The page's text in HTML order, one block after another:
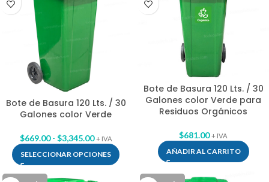
Bote de Basura 120 Lts. / 30
Galones color Verde
$669.00 - $3,345.00 + IVA
SELECCIONAR OPCIONES
Bote de Basura 120 Lts. / 30
Galones color Verde para
Residuos Orgánicos
$681.00 + IVA
AÑADIR AL CARRITO